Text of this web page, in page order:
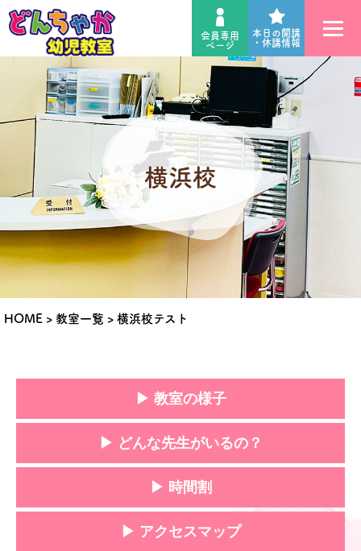
会員専用
ページ
本日の開講
・休講情報
HOME > 教室一覧 > 横浜校テスト
横浜校
▶ 教室の様子
▶ どんな先生がいるの？
▶ 時間割
▶ アクセスマップ